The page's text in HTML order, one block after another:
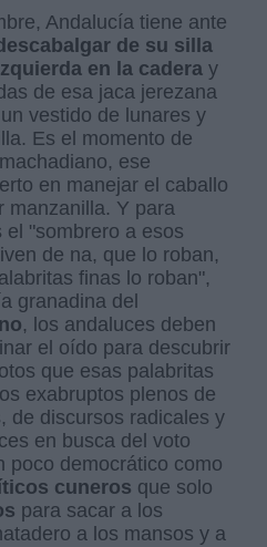
Andalucía tiene ante
de su silla
en la cadera y
de esa jaca jerezana
vestido de lunares y
Es el momento de
ese
en manejar el caballo
manzanilla. Y para
"sombrero a esos
de na, que lo roban,
finas lo roban",
granadina del
, los andaluces deben
el oído para descubrir
que esas palabritas
exabruptos plenos de
de discursos radicales y
en busca del voto
poco democrático como
cuneros que solo
para sacar a los
a los mansos y a